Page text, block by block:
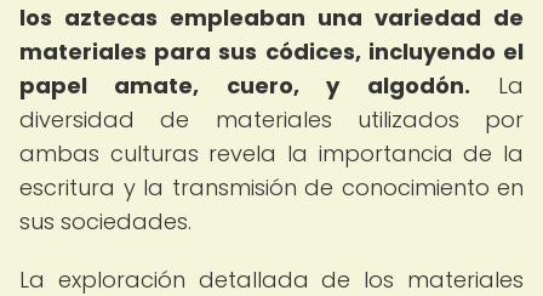
los aztecas empleaban una variedad de
materiales para sus códices, incluyendo el
papel amate, cuero, y algodón. La
diversidad de materiales utilizados por
ambas culturas revela la importancia de la
escritura y la transmisión de conocimiento en
sus sociedades.
La exploración detallada de los materiales